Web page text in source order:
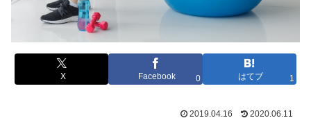
X Facebook 0 はてブ 1
2019.04.16 2020.06.11